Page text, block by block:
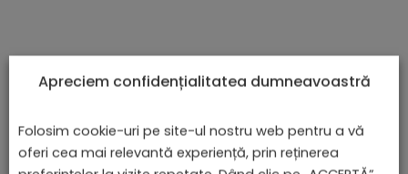
PRODUSE ASEMĂNĂTOARE
Apreciem confidențialitatea dumneavoastră
Folosim cookie-uri pe site-ul nostru web pentru a vă
oferi cea mai relevantă experiență, prin reținerea